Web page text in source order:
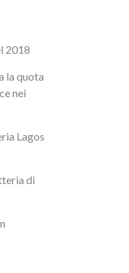
2018
la quota
nei
Lagos
di